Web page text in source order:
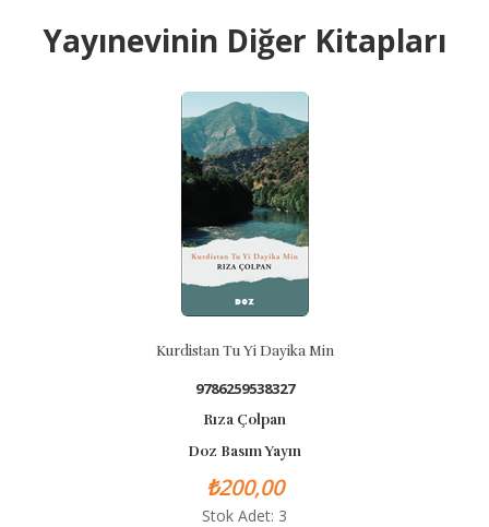
Yayınevinin Diğer Kitapları
Kurdistan Tu Yi Dayika Min
9786259538327
Rıza Çolpan
Doz Basım Yayın
₺200,00
Stok Adet: 3